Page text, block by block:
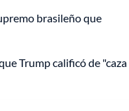
brasileño que
Trump calificó de "caza